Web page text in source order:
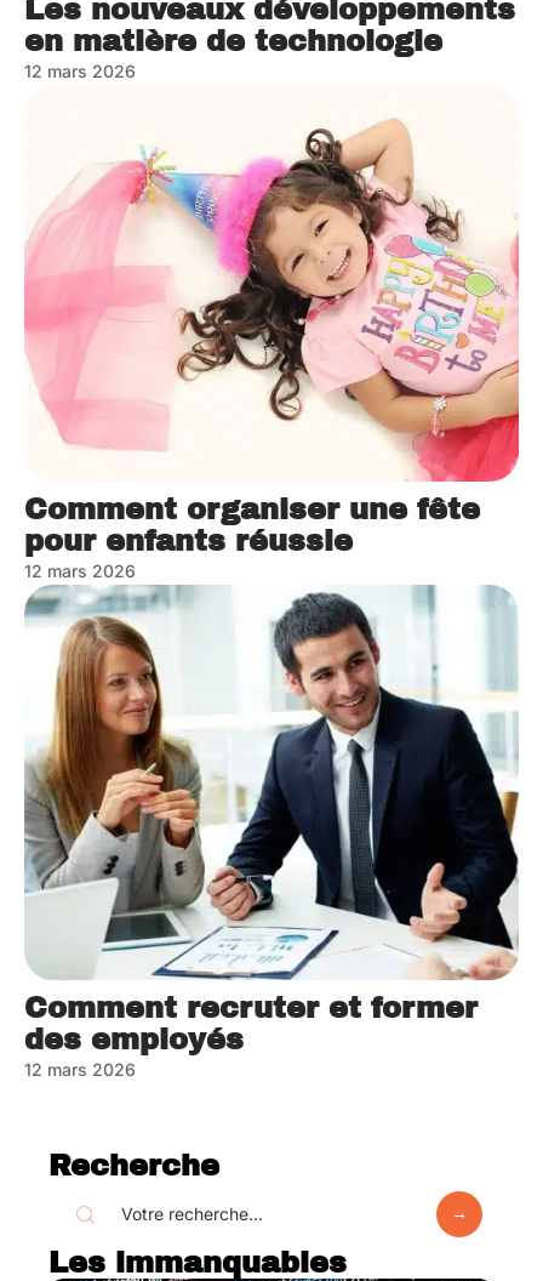
Les nouveaux développements
en matière de technologie
12 mars 2026
Comment organiser une fête
pour enfants réussie
12 mars 2026
Comment recruter et former
des employés
12 mars 2026
Recherche
Les immanquables